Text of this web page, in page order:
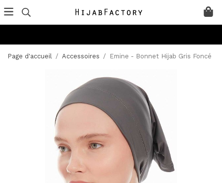
Page d'accueil / Accessoires / Emine - Bonnet Hijab Gris Foncé